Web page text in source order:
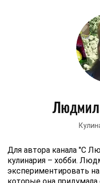
Для автора канала "С
кулинария – хобби.
экспериментировать